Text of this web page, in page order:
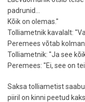
padrunid...
Kõik on olemas."
Tolliametnik kavalalt:
Peremees võtab
Tolliametnik: "Ja see
Peremees: "Ei, see on
Saksa tolliametist
piiril on kinni peetud